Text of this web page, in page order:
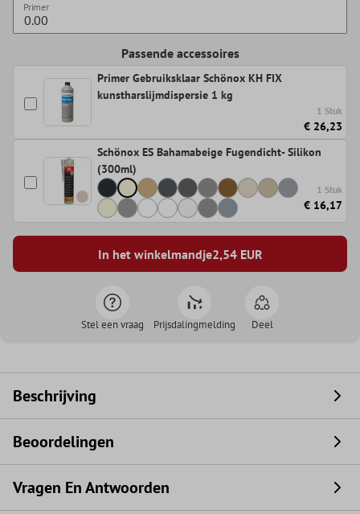
Primer
Passende accessoires
Primer Gebruiksklaar Schönox KH FIX
kunstharslijmdispersie 1 kg
1 Stuk
€ 26,23
Schönox ES Bahamabeige Fugendicht- Silikon
(300ml)
1 Stuk
€ 16,17
In het winkelmandje2,54EUR
Stel een vraag Prijsdalingmelding Deel
Beschrijving
Beoordelingen
Vragen En Antwoorden